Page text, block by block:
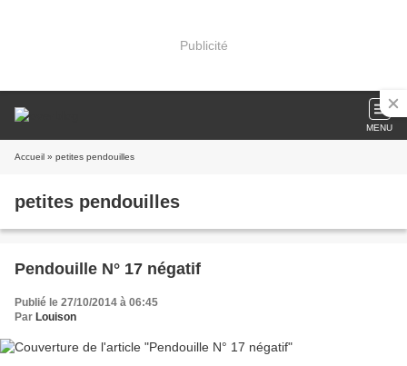
Publicité
MENU
Accueil » petites pendouilles
petites pendouilles
Pendouille N° 17 négatif
Publié le 27/10/2014 à 06:45
Par Louison